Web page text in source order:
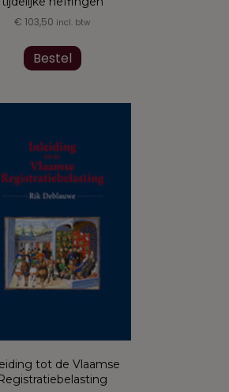
€ 103,50 incl. btw
Bestel product
heeft
variaties.
worden
de
productpagina
tot de Vlaamse
Registratiebelasting